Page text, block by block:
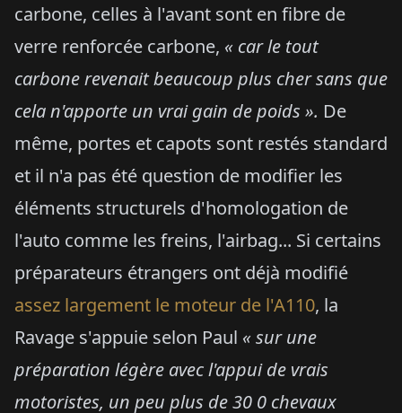
carbone, celles à l'avant sont en fibre de
verre renforcée carbone, « car le tout
carbone revenait beaucoup plus cher sans que
cela n'apporte un vrai gain de poids ». De
même, portes et capots sont restés standard
et il n'a pas été question de modifier les
éléments structurels d'homologation de
l'auto comme les freins, l'airbag... Si certains
préparateurs étrangers ont déjà modifié
assez largement le moteur de l'A110, la
Ravage s'appuie selon Paul « sur une
préparation légère avec l'appui de vrais
motoristes, un peu plus de 30 0 chevaux